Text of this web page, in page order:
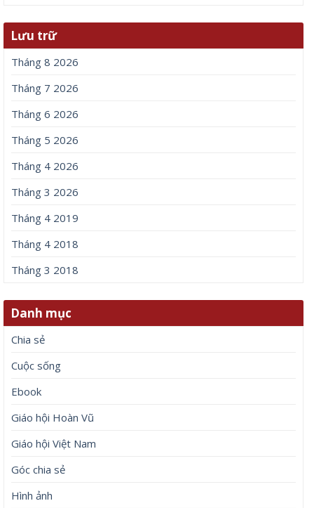
Lưu trữ
Tháng 8 2026
Tháng 7 2026
Tháng 6 2026
Tháng 5 2026
Tháng 4 2026
Tháng 3 2026
Tháng 4 2019
Tháng 4 2018
Tháng 3 2018
Danh mục
Chia sẻ
Cuộc sống
Ebook
Giáo hội Hoàn Vũ
Giáo hội Việt Nam
Góc chia sẻ
Hình ảnh